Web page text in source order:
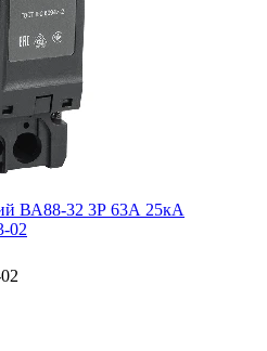
ВА88-32 3Р 63А 25кА
02